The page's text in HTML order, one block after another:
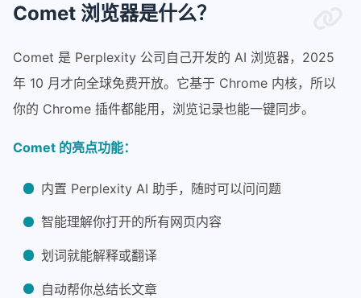
Comet 浏览器是什么？
Comet 是 Perplexity 公司自己开发的 AI 浏览器，2025
年 10 月才向全球免费开放。它基于 Chrome 内核，所以
你的 Chrome 插件都能用，浏览记录也能一键同步。
Comet 的亮点功能：
内置 Perplexity AI 助手，随时可以问问题
智能理解你打开的所有网页内容
划词就能解释或翻译
自动帮你总结长文章